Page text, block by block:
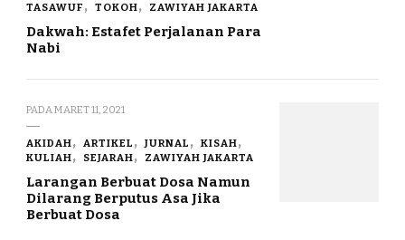
TASAWUF
TOKOH ZAWIYAH JAKARTA
Dakwah: Estafet Perjalanan Para
Nabi
PADAMARET 11, 2021
AKIDAH ARTIKEL JURNAL
KISAH
KULIAH
SEJARAH ZAWIYAH JAKARTA
Larangan Berbuat Dosa Namun
Dilarang Berputus Asa Jika
Berbuat Dosa